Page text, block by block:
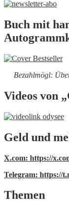
Buch mit
Bezahlmögl:
Videos von
Geld und
X.com: https://
Telegram: https://
Themen